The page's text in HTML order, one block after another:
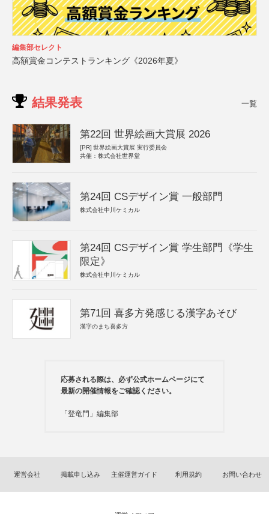
編集部セレクト
高額賞金コンテストランキング《2026年夏》
結果発表 一覧
第22回 世界絵画大賞展 2026
[PR] 世界絵画大賞展 実行委員会
共催：株式会社世界堂
第24回 CSデザイン賞 一般部門
株式会社中川ケミカル
第24回 CSデザイン賞 学生部門《学生
限定》
株式会社中川ケミカル
第71回 喜多方発感じる漢字あそび
漢字のまち喜多方
応募される際は、必ず公式ホームページにて
最新の開催情報をご確認ください。
「登竜門」編集部
運営会社 掲載申し込み 主催運営ガイド 利用規約 お問い合わせ